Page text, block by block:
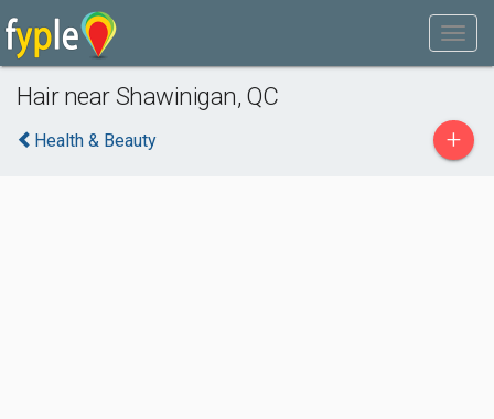
Hair near Shawinigan, QC
Health & Beauty +